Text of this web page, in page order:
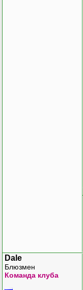
Dale
Блюзмен
Команда клуба